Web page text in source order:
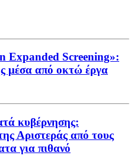
Expanded Screening»:
μέσα από οκτώ έργα
κυβέρνησης:
Αριστεράς από τους
για πιθανό